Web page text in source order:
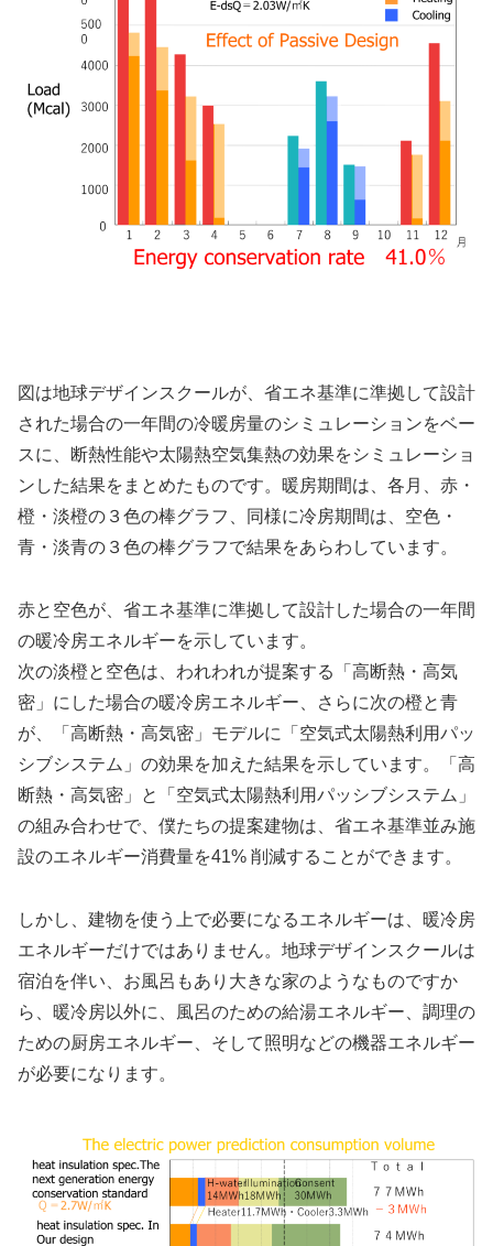
図は地球デザインスクールが、省エネ基準に準拠して設計
された場合の一年間の冷暖房量のシミュレーションをベー
スに、断熱性能や太陽熱空気集熱の効果をシミュレーショ
ンした結果をまとめたものです。暖房期間は、各月、赤・
橙・淡橙の３色の棒グラフ、同様に冷房期間は、空色・
青・淡青の３色の棒グラフで結果をあらわしています。
赤と空色が、省エネ基準に準拠して設計した場合の一年間
の暖冷房エネルギーを示しています。
次の淡橙と空色は、われわれが提案する「高断熱・高気
密」にした場合の暖冷房エネルギー、さらに次の橙と青
が、「高断熱・高気密」モデルに「空気式太陽熱利用パッ
シブシステム」の効果を加えた結果を示しています。「高
断熱・高気密」と「空気式太陽熱利用パッシブシステム」
の組み合わせで、僕たちの提案建物は、省エネ基準並み施
設のエネルギー消費量を41% 削減することができます。
しかし、建物を使う上で必要になるエネルギーは、暖冷房
エネルギーだけではありません。地球デザインスクールは
宿泊を伴い、お風呂もあり大きな家のようなものですか
ら、暖冷房以外に、風呂のための給湯エネルギー、調理の
ための厨房エネルギー、そして照明などの機器エネルギー
が必要になります。